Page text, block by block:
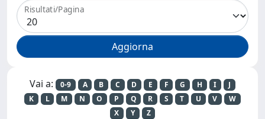
Risultati/Pagina
Vai a: 0-9 A B C D E F G H I
J
K
L M N O P Q R S T U V
W
X
Y Z